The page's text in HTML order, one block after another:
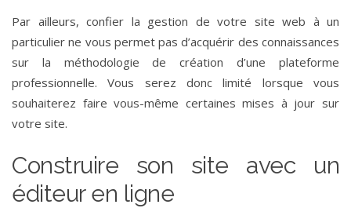
Par ailleurs, confier la gestion de votre site web à un
particulier ne vous permet pas d’acquérir des connaissances
sur la méthodologie de création d’une plateforme
professionnelle. Vous serez donc limité lorsque vous
souhaiterez faire vous-même certaines mises à jour sur
votre site.
Construire son site avec un
éditeur en ligne